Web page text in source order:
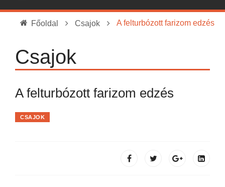
Főoldal Csajok A felturbózott farizom edzés
Csajok
A felturbózott farizom edzés
CSAJOK